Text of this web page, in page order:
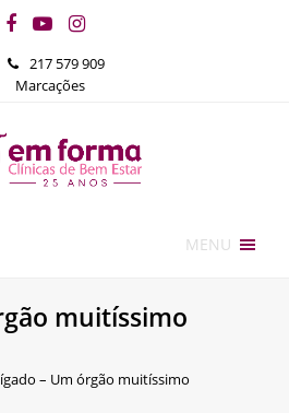
Facebook
YouTubeInstagram
217 579 909
Marcações
MENU
muitíssimo
– Um órgão muitíssimo